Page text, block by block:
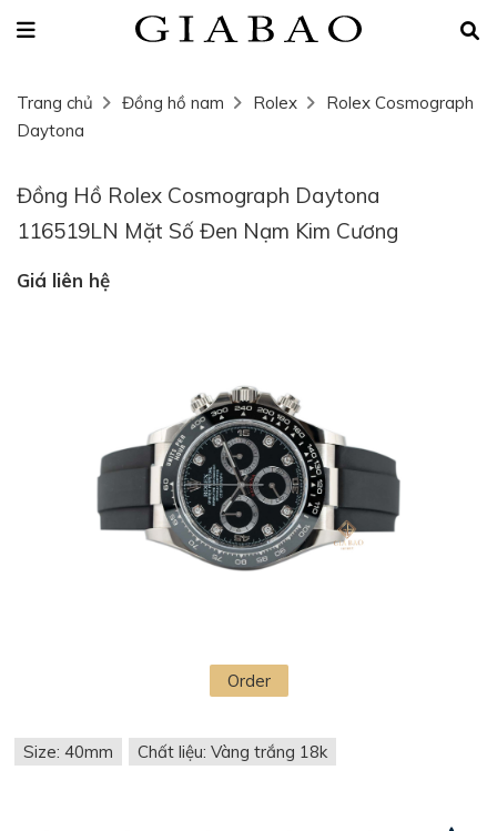
Trang chủ Đồng hồ nam Rolex
Rolex Cosmograph
Daytona
Đồng Hồ Rolex Cosmograph Daytona
116519LN Mặt Số Đen Nạm Kim Cương
Giá liên hệ
Order
Size: 40mm Chất liệu: Vàng trắng 18k